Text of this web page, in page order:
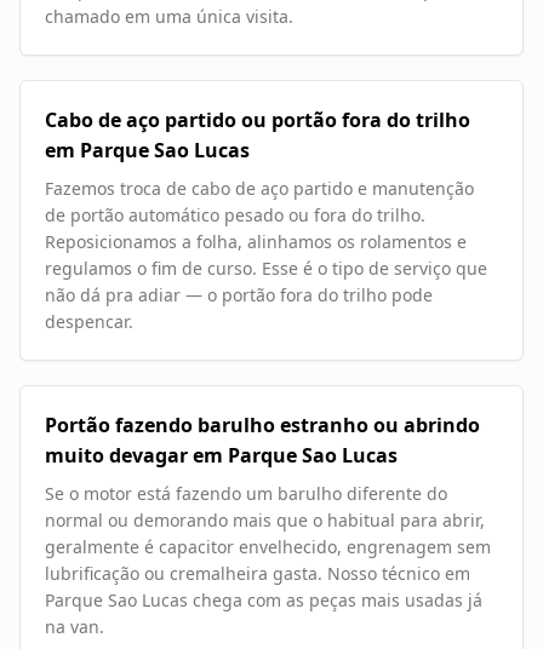
chamado em uma única visita.
Cabo de aço partido ou portão fora do trilho
em Parque Sao Lucas
Fazemos troca de cabo de aço partido e manutenção
de portão automático pesado ou fora do trilho.
Reposicionamos a folha, alinhamos os rolamentos e
regulamos o fim de curso. Esse é o tipo de serviço que
não dá pra adiar — o portão fora do trilho pode
despencar.
Portão fazendo barulho estranho ou abrindo
muito devagar em Parque Sao Lucas
Se o motor está fazendo um barulho diferente do
normal ou demorando mais que o habitual para abrir,
geralmente é capacitor envelhecido, engrenagem sem
lubrificação ou cremalheira gasta. Nosso técnico em
Parque Sao Lucas chega com as peças mais usadas já
na van.